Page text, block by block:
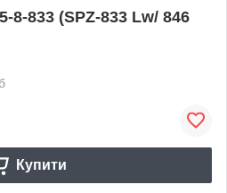
8-833 (SPZ-833 Lw/ 846
Купити